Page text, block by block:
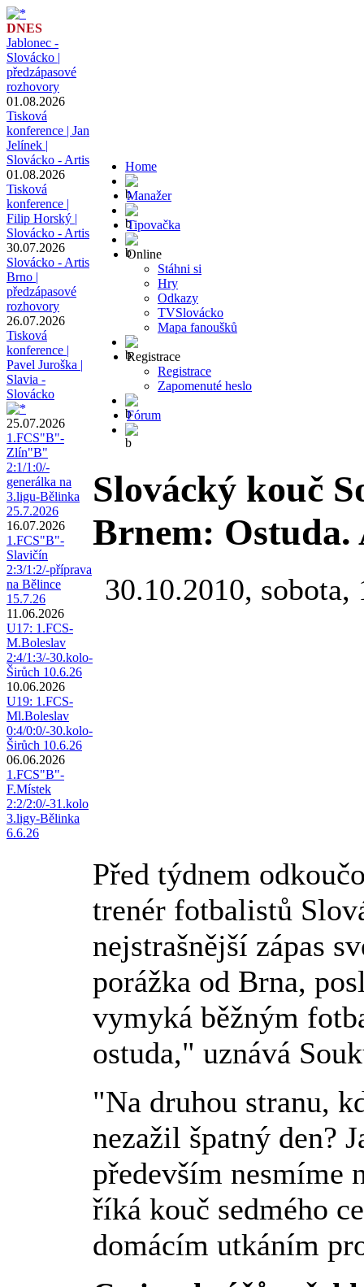
DNES
Jablonec -
Slovácko |
předzápasové
rozhovory
01.08.2026
Tisková
konference | Jan
Jelínek |
Slovácko - Artis
01.08.2026
Tisková
konference |
Filip Horský |
Slovácko - Artis
30.07.2026
Slovácko - Artis
Brno |
předzápasové
rozhovory
26.07.2026
Tisková
konference |
Pavel Juroška |
Slavia -
Slovácko
25.07.2026
1.FCS"B"-
Zlín"B"
2:1/1:0/-
generálka na
3.ligu-Bělinka
25.7.2026
16.07.2026
1.FCS"B"-
Slavičín
2:3/1:2/-příprava
na Bělince
15.7.26
11.06.2026
U17: 1.FCS-
M.Boleslav
2:4/1:3/-30.kolo-
Širůch 10.6.26
10.06.2026
U19: 1.FCS-
Ml.Boleslav
0:4/0:0/-30.kolo-
Širůch 10.6.26
06.06.2026
1.FCS"B"-
F.Místek
2:2/2:0/-31.kolo
3.ligy-Bělinka
6.6.26
Home
Manažer
Tipovačka
Online
Stáhni si
Hry
Odkazy
TVSlovácko
Mapa fanoušků
Registrace
Registrace
Zapomenuté heslo
Fórum
Slovácký kouč
Brnem: Ostuda.
30.10.2010, sobota,
Před týdnem
trenér fotbalistů
nejstrašnější zápas
porážka od Brna,
vymyká běžným
ostuda," uznává
"Na druhou stranu,
nezažil špatný den?
především nesmíme
říká kouč sedmého
domácím utkáním